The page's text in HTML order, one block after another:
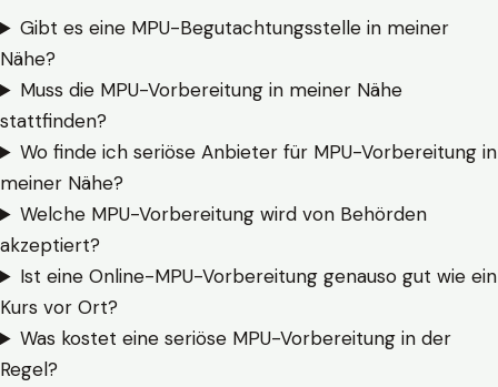
Gibt es eine MPU-Begutachtungsstelle in meiner
Nähe?
Muss die MPU-Vorbereitung in meiner Nähe
stattfinden?
Wo finde ich seriöse Anbieter für MPU-Vorbereitung in
meiner Nähe?
Welche MPU-Vorbereitung wird von Behörden
akzeptiert?
Ist eine Online-MPU-Vorbereitung genauso gut wie ein
Kurs vor Ort?
Was kostet eine seriöse MPU-Vorbereitung in der
Regel?